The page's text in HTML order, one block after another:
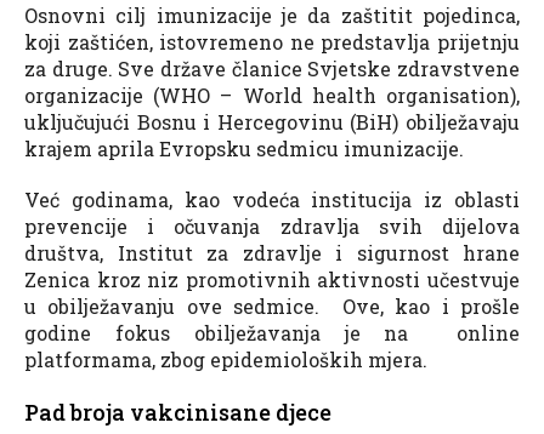
Osnovni cilj imunizacije je da zaštitit pojedinca,
koji zaštićen, istovremeno ne predstavlja prijetnju
za druge. Sve države članice Svjetske zdravstvene
organizacije (WHO – World health organisation),
uključujući Bosnu i Hercegovinu (BiH) obilježavaju
krajem aprila Evropsku sedmicu imunizacije.
Već godinama, kao vodeća institucija iz oblasti
prevencije i očuvanja zdravlja svih dijelova
društva, Institut za zdravlje i sigurnost hrane
Zenica kroz niz promotivnih aktivnosti učestvuje
u obilježavanju ove sedmice. Ove, kao i prošle
godine fokus obilježavanja je na online
platformama, zbog epidemioloških mjera.
Pad broja vakcinisane djece